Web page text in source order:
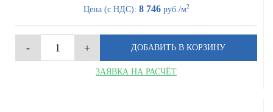
Цена (с НДС): 8 746руб./м2
ЗАЯВКА НА РАСЧЁТ